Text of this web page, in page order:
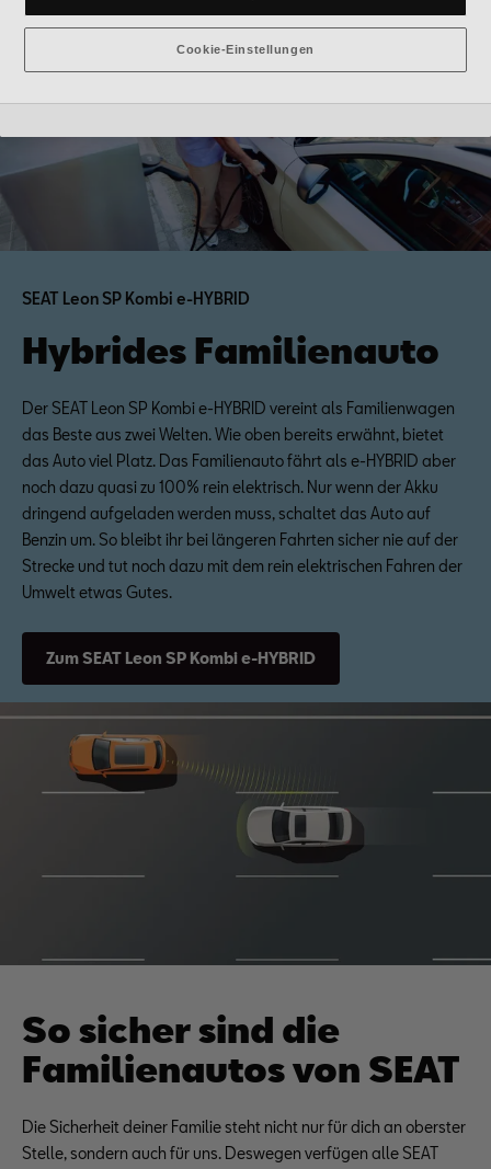
SEAT Leon SP Kombi e-HYBRID
Hybrides Familienauto
Der SEAT Leon SP Kombi e-HYBRID vereint als Familienwagen
das Beste aus zwei Welten. Wie oben bereits erwähnt, bietet
das Auto viel Platz. Das Familienauto fährt als e-HYBRID aber
noch dazu quasi zu 100% rein elektrisch. Nur wenn der Akku
dringend aufgeladen werden muss, schaltet das Auto auf
Benzin um. So bleibt ihr bei längeren Fahrten sicher nie auf der
Strecke und tut noch dazu mit dem rein elektrischen Fahren der
Umwelt etwas Gutes.
Zum SEAT Leon SP Kombi e-HYBRID
So sicher sind die
Familienautos von SEAT
Die Sicherheit deiner Familie steht nicht nur für dich an oberster
Stelle, sondern auch für uns. Deswegen verfügen alle SEAT
der Webseite.
Es steht Ihnen frei, Ihre Einwilligung jederzeit zu geben, zu
verweigern oder zurückzuziehen.
Austria GmbH und Co. OG. Nähere Informationen über Cookies
Sie finden die Cookie-Einstellungen am Ende der Webseite.
Hinweis zu Cookies für Marketingzwecke:Sofern Sie über einen
von uns personalisierten Link auf unsere Website gelangen, können
Ihre erzeugten Daten, sofern Sie dem explizit zugestimmt („Cookies
mit Marketingzwecke“) haben, von Ihrem zugeordneten Händler bzw.
im Falle eines Porsche Betriebs, Porsche Inter Auto GmbH & Co KG,
Cookie-Einstellungen